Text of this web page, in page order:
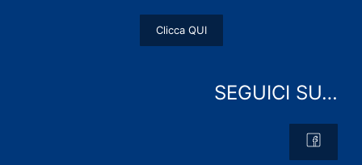
Clicca QUI
SEGUICI SU…